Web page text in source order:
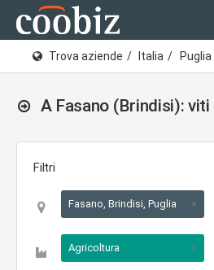
Trova aziende Italia Puglia
A Fasano (Brindisi): viti
Filtri
Fasano, Brindisi, Puglia ×
Agricoltura ×